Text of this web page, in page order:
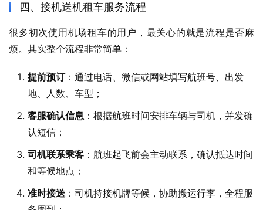
四、接机送机租车服务流程
很多初次使用机场租车的用户，最关心的就是流程是否麻
烦。其实整个流程非常简单：
提前预订：通过电话、微信或网站填写航班号、出发
地、人数、车型；
客服确认信息 ：根据航班时间安排车辆与司机，并发确
认短信；
司机联系乘客 ：航班起飞前会主动联系，确认抵达时间
和等候地点；
准时接送 ：司机持接机牌等候，协助搬运行李，全程服